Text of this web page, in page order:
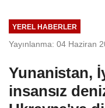
YEREL HABERLER
Yayınlanma: 04 Haziran
Yunanistan,
insansız